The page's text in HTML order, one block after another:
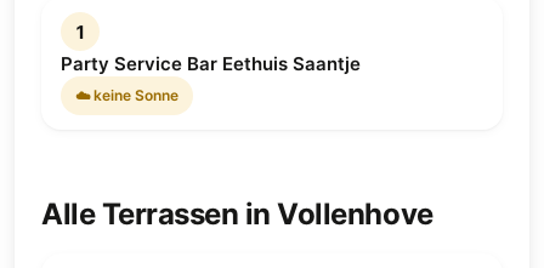
1
Party Service Bar Eethuis Saantje
☁️ keine Sonne
Alle Terrassen in Vollenhove